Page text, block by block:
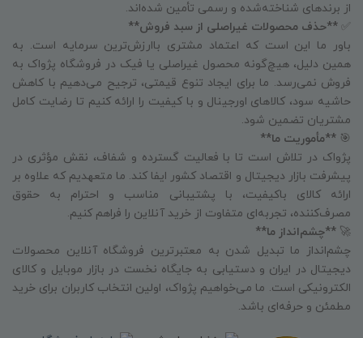
از برندهای شناخته‌شده و رسمی تأمین شده‌اند.
✅ **حذف محصولات غیراصلی از سبد فروش**
باور ما این است که اعتماد مشتری باارزش‌ترین سرمایه است. به
همین دلیل، هیچ‌گونه محصول غیراصلی یا فیک در فروشگاه پژواک به
فروش نمی‌رسد. ما برای ایجاد تنوع قیمتی، ترجیح می‌دهیم با کاهش
حاشیه سود، کالاهای اورجینال و با کیفیت را ارائه کنیم تا رضایت کامل
مشتریان تضمین شود.
🎯 **مأموریت ما**
پژواک در تلاش است تا با فعالیت گسترده و شفاف، نقش مؤثری در
پیشرفت بازار دیجیتال و اقتصاد کشور ایفا کند. ما متعهدیم که علاوه بر
ارائه کالای باکیفیت، با پشتیبانی مناسب و احترام به حقوق
مصرف‌کننده، تجربه‌ای متفاوت از خرید آنلاین را فراهم کنیم.
🚀 **چشم‌انداز ما**
چشم‌انداز ما تبدیل شدن به معتبرترین فروشگاه آنلاین محصولات
دیجیتال در ایران و دستیابی به جایگاه نخست در بازار موبایل و کالای
الکترونیکی است. ما می‌خواهیم پژواک، اولین انتخاب کاربران برای خرید
مطمئن و حرفه‌ای باشد.